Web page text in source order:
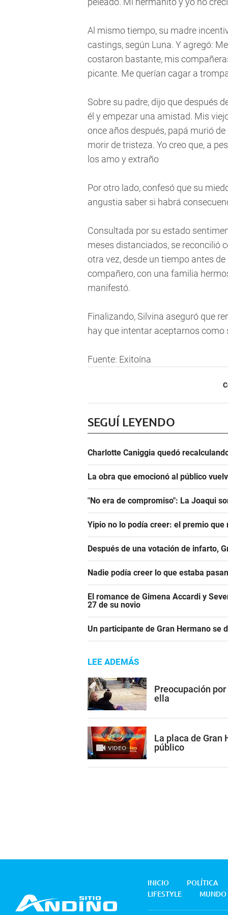
Al mismo tiempo, su madre
castings, según Luna. Y agregó:
costaron bastante, mis
picante. Me querían cagar a
Sobre su padre, dijo que después
él y empezar una amistad. Mis
once años después, papá murió
morir de tristeza. Yo creo que, a
los amo y extraño
Por otro lado, confesó que su
angustia saber si habrá
Consultada por su estado
meses distanciados, se reconcilió
otra vez, desde un tiempo antes
compañero, con una familia
manifestó.
Finalizando, Silvina aseguró que
hay que intentar aceptarnos
Fuente: Exitoína
SEGUÍ LEYENDO
Charlotte Caniggia quedó
La obra que emocionó al público
"No era de compromiso": La Joaqui
Yipio no lo podía creer: el premio
Después de una votación de infarto,
Nadie podía creer lo que estaba
El romance de Gimena Accardi y
27 de su novio
Un participante de Gran Hermano se
LEE ADEMÁS
Preocupación
ella
VIDEO
La placa de Gran
público
INICIO
POLÍTICA
LIFESTYLE
MUNDO